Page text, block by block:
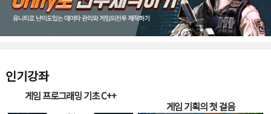
인기강좌
게임 프로그래밍 기초 C++
게임 기획의 첫 걸음